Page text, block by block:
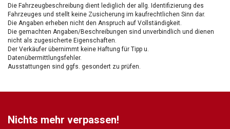
Die Fahrzeugbeschreibung dient lediglich der allg. Identifizierung des
Fahrzeuges und stellt keine Zusicherung im kaufrechtlichen Sinn dar.
Die Angaben erheben nicht den Anspruch auf Vollständigkeit.
Die gemachten Angaben/Beschreibungen sind unverbindlich und dienen
nicht als zugesicherte Eigenschaften.
Der Verkäufer übernimmt keine Haftung für Tipp u.
Datenübermittlungsfehler.
Ausstattungen sind ggfs. gesondert zu prüfen.
Nichts mehr verpassen!